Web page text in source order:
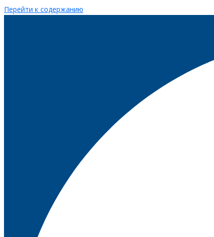
Перейти к содержанию